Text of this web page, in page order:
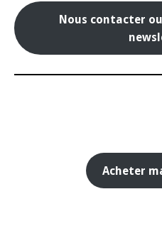
Nous contacter
Acheter